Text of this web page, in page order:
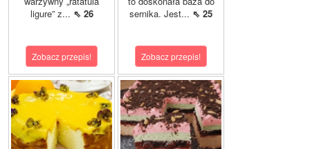
ligure” z... ⇖ 26
Zobacz przepis!
sernika. Jest... ⇖ 25
Zobacz przepis!